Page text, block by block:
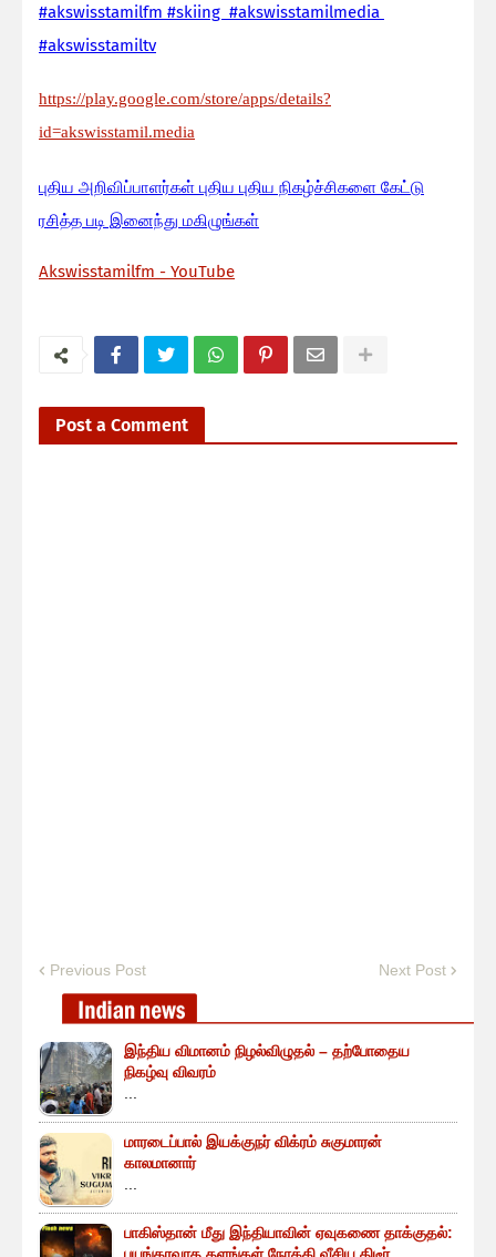
#akswisstamilfm #skiing #akswisstamilmedia
#akswisstamiltv
https://play.google.com/store/apps/details?
id=akswisstamil.media
புதிய அறிவிப்பாளர்கள் புதிய புதிய நிகழ்ச்சிகளை கேட்டு
ரசித்த படி இனைந்து மகிழுங்கள்
Akswisstamilfm - YouTube
Post a Comment
Previous Post Next Post
இந்திய விமானம் நிழல்விழுதல் – தற்போதைய
நிகழ்வு விவரம்
மாரடைப்பால் இயக்குநர் விக்ரம் சுகுமாரன்
காலமானார்
பாகிஸ்தான் மீது இந்தியாவின் ஏவுகணை தாக்குதல்: